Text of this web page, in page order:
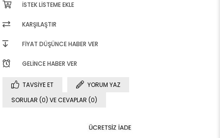
İSTEK LISTEME EKLE
KARŞILAŞTIR
FIYAT DÜŞÜNCE HABER VER
GELINCE HABER VER
TAVSIYE ET
YORUM YAZ
SORULAR (0) VE CEVAPLAR (0)